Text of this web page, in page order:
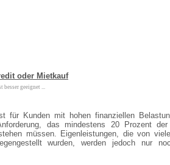
oder Mietkauf
besser geeignet ...
für Kunden mit hohen finanziellen
das mindestens 20 Prozent
müssen. Eigenleistungen, die von
wurden, werden jedoch nur